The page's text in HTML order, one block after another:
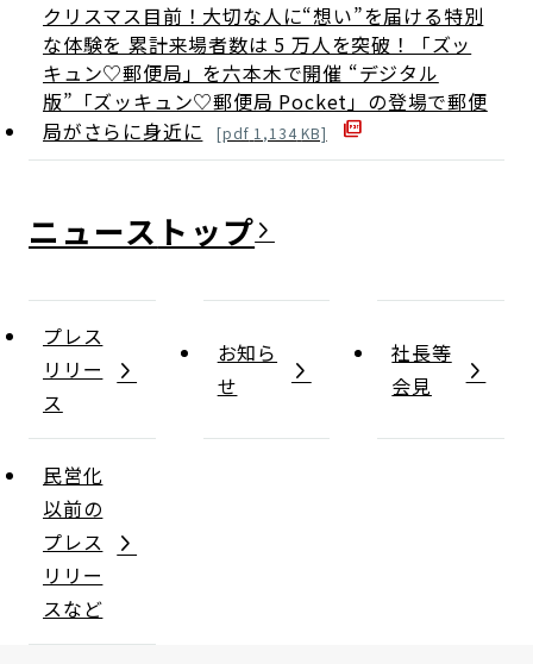
クリスマス目前！大切な人に“想い”を届ける特別
な体験を 累計来場者数は 5 万人を突破！「ズッ
キュン♡郵便局」を六本木で開催 “デジタル
版”「ズッキュン♡郵便局 Pocket」の登場で郵便
局がさらに身近に
[pdf 1,134 KB]
ニュース
プレス
リリー
ス
お知ら
せ
社長等
会見
民営化
以前の
プレス
リリー
スなど